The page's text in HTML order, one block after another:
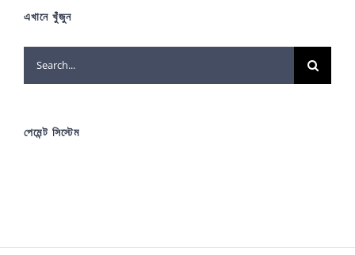
এখানে খুঁজুন
Search
for:
পেমেন্ট সিস্টেম